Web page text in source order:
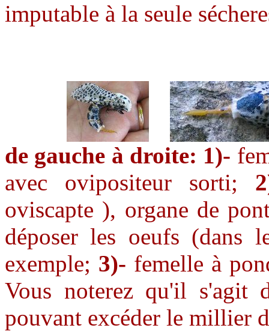
imputable à la seule
de gauche à droite: 1)-
avec ovipositeur sorti;
oviscapte ), organe de
déposer les oeufs (dans
exemple; 3)- femelle à
Vous noterez qu'il s'agit
pouvant excéder le millier